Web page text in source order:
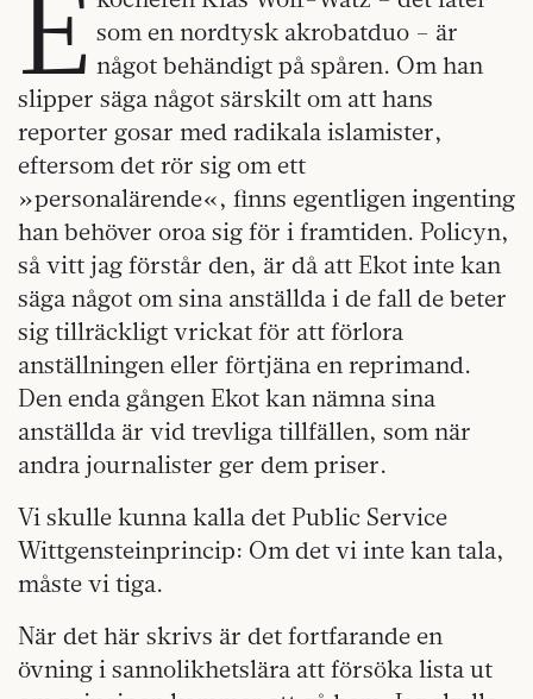
som en nordtysk akrobatduo – är
något behändigt på spåren. Om han
slipper säga något särskilt om att hans
reporter gosar med radikala islamister,
eftersom det rör sig om ett
»personalärende«, finns egentligen ingenting
han behöver oroa sig för i framtiden. Policyn,
så vitt jag förstår den, är då att Ekot inte kan
säga något om sina anställda i de fall de beter
sig tillräckligt vrickat för att förlora
anställningen eller förtjäna en reprimand.
Den enda gången Ekot kan nämna sina
anställda är vid trevliga tillfällen, som när
andra journalister ger dem priser.
Vi skulle kunna kalla det Public Service
Wittgensteinprincip: Om det vi inte kan tala,
måste vi tiga.
När det här skrivs är det fortfarande en
övning i sannolikhetslära att försöka lista ut